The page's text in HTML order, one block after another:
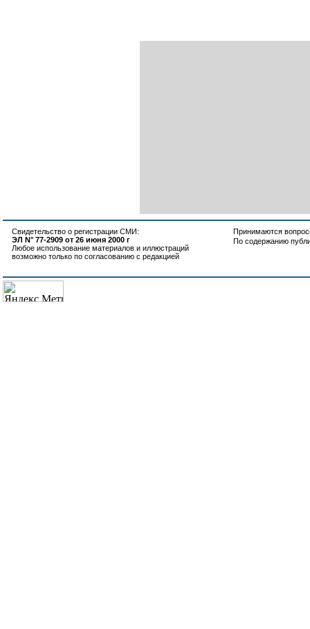
Свидетельство о регистрации СМИ:
ЭЛ N° 77-2909 от 26 июня 2000 г
Любое использование материалов и иллюстраций
возможно только по согласованию с редакцией
Принимаются
По содержанию